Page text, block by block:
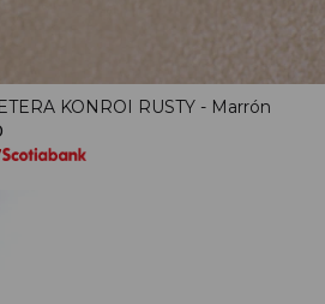
KONROI RUSTY - Marrón